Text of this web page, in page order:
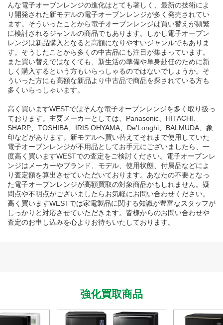
んな電子オーブンレンジの進化はとても著しく、最新の技術によ
り開発された新モデルの電子オーブンレンジが多く発売されてい
ます。そういったことから電子オーブンレンジは買い替えが頻繁
に検討されるジャンルの商品でもあります。しかし電子オーブン
レンジは新品購入となると高額になりやすいジャンルでもありま
す。そうしたことから多くの中古品にも注目が集まっています。
また買い替えではなくても、新生活の準備や単身赴任のために新
しく購入するという方もいらっしゃるのではないでしょうか。そ
ういった方にも高額な新品より中古品で商品を探されている方も
多くいらっしゃいます。
高く買いますWESTではそんな電子オーブンレンジを多く取り扱っ
ております。主要メーカーとしては、Panasonic、HITACHI、
SHARP、TOSHIBA、IRIS OHYAMA、De'Longhi、BALMUDA、象
印などがあります。新モデルへ買い替えてそれまで使用していた
電子オーブンレンジが不用品としてお手元にございましたら、一
度高く買いますWESTでの査定をご検討ください。電子オーブンレ
ンジはメーカーやブランド、モデル、使用状態、付属品などによ
り査定額を算出させていただいております。あなたの不要となっ
た電子オーブンレンジが高額買取の対象商品かもしれません。疑
問点や不明点がございましたらお気軽にお問い合わせください。
高く買いますWESTでは家電製品に関する知識が豊富なスタッフが
しっかりと対応させていただきます。皆様からのお問い合わせや
査定のお申し込みを心よりお待ちいたしております。
強化買取商品